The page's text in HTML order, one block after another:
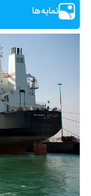
بندر نوشهر
بندر عسلویه
نمایه‌ها